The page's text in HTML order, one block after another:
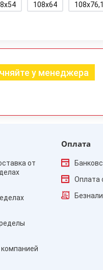
108x64 108x76,1
у менеджера
от
Оплата
Оплата